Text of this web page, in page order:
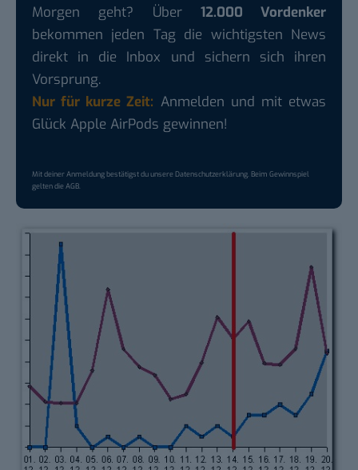
Morgen geht? Über 12.000 Vordenker
bekommen jeden Tag die wichtigsten News
direkt in die Inbox und sichern sich ihren
Vorsprung.
Nur für kurze Zeit: Anmelden und mit etwas
Glück Apple AirPods gewinnen!
Mit deiner Anmeldung bestätigst du unsereDatenschutzerklärung. Beim Gewinnspiel
gelten dieAGB.